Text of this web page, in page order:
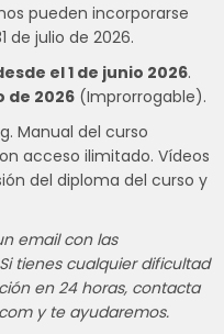
pueden incorporarse
de julio de 2026.
el 1 de junio 2026.
de 2026 (Improrrogable).
Manual del curso
acceso ilimitado. Vídeos
del diploma del curso y
email con las
tienes cualquier dificultad
en 24 horas, contacta
y te ayudaremos.